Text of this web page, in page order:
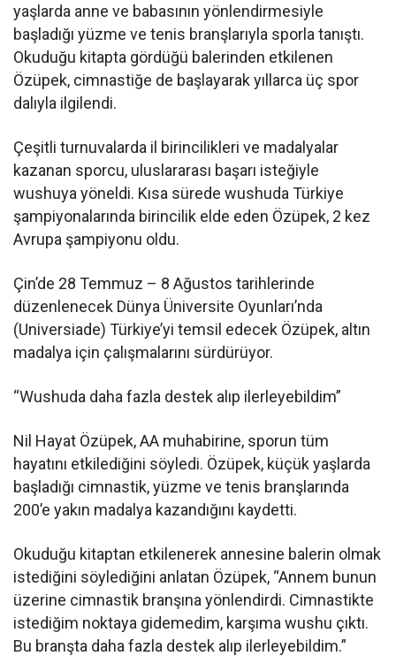
yaşlarda anne ve babasının yönlendirmesiyle
başladığı yüzme ve tenis branşlarıyla sporla tanıştı.
Okuduğu kitapta gördüğü balerinden etkilenen
Özüpek, cimnastiğe de başlayarak yıllarca üç spor
dalıyla ilgilendi.
Çeşitli turnuvalarda il birincilikleri ve madalyalar
kazanan sporcu, uluslararası başarı isteğiyle
wushuya yöneldi. Kısa sürede wushuda Türkiye
şampiyonalarında birincilik elde eden Özüpek, 2 kez
Avrupa şampiyonu oldu.
Çin’de 28 Temmuz – 8 Ağustos tarihlerinde
düzenlenecek Dünya Üniversite Oyunları’nda
(Universiade) Türkiye’yi temsil edecek Özüpek, altın
madalya için çalışmalarını sürdürüyor.
“Wushuda daha fazla destek alıp ilerleyebildim”
Nil Hayat Özüpek, AA muhabirine, sporun tüm
hayatını etkilediğini söyledi. Özüpek, küçük yaşlarda
başladığı cimnastik, yüzme ve tenis branşlarında
200’e yakın madalya kazandığını kaydetti.
Okuduğu kitaptan etkilenerek annesine balerin olmak
istediğini söylediğini anlatan Özüpek, “Annem bunun
üzerine cimnastik branşına yönlendirdi. Cimnastikte
istediğim noktaya gidemedim, karşıma wushu çıktı.
Bu branşta daha fazla destek alıp ilerleyebildim.”